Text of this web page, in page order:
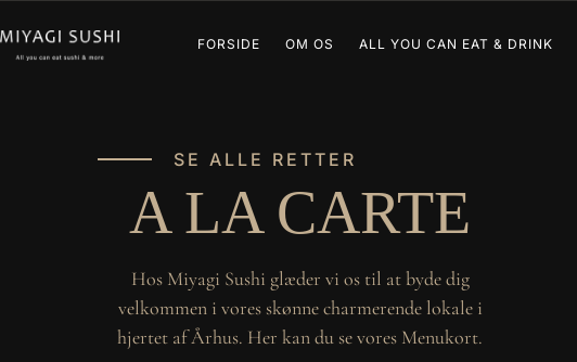
FORSIDE OM OS ALL YOU CAN EAT & DRINK
SE ALLE RETTER
A LA CARTE
Hos Miyagi Sushi glæder vi os til at byde dig
velkommen i vores skønne charmerende lokale i
hjertet af Århus. Her kan du se vores Menukort.